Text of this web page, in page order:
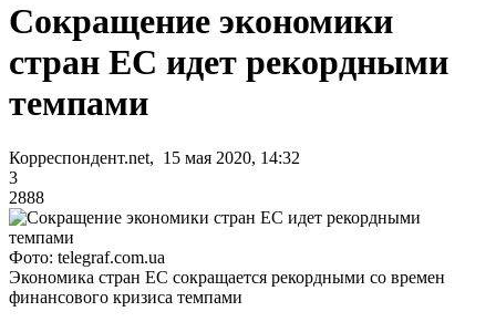
Сокращение экономики
стран ЕС идет рекордными
темпами
Корреспондент.net, 15 мая 2020, 14:32
3
2888
Фото: telegraf.com.ua
Экономика стран ЕС сокращается рекордными со времен
финансового кризиса темпами